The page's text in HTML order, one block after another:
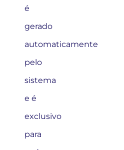
é
gerado
automaticamente
pelo
sistema
e é
exclusivo
para